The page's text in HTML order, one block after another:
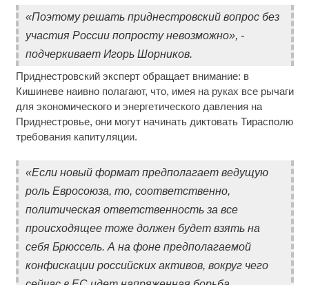
«Поэтому решать приднестровский вопрос без
участия России попросту невозможно», -
подчеркивает Игорь Шорников.
Приднестровский эксперт обращает внимание: в
Кишиневе наивно полагают, что, имея на руках все рычаги
для экономического и энергетического давления на
Приднестровье, они могут начинать диктовать Тирасполю
требования капитуляции.
«Если новый формат предполагает ведущую
роль Евросоюза, то, соответственно,
политическая ответственность за все
происходящее тоже должен будет взять на
себя Брюссель. А на фоне предполагаемой
конфискации российских активов, вокруг чего